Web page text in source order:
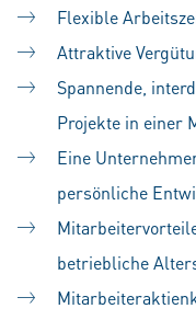
Flexible
Attraktive
Spannende,
Projekte in einer
Eine
persönliche
betriebliche